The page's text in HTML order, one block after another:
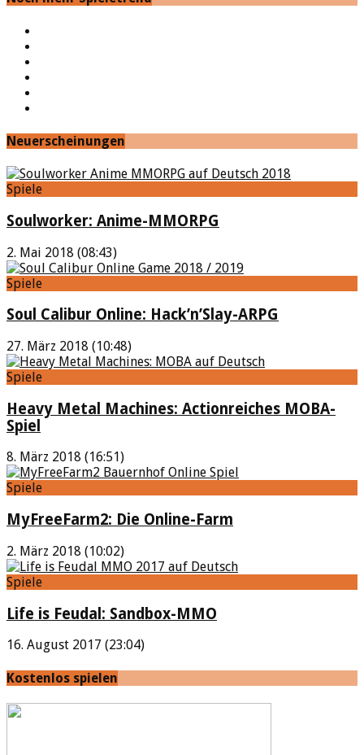
Neuerscheinungen
Spiele
Soulworker: Anime-MMORPG
2. Mai 2018 (08:43)
Spiele
Soul Calibur Online: Hack’n’Slay-ARPG
27. März 2018 (10:48)
Spiele
Heavy Metal Machines: Actionreiches MOBA-
Spiel
8. März 2018 (16:51)
Spiele
MyFreeFarm2: Die Online-Farm
2. März 2018 (10:02)
Spiele
Life is Feudal: Sandbox-MMO
16. August 2017 (23:04)
Kostenlos spielen